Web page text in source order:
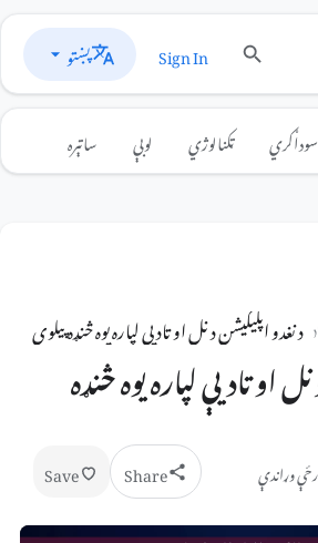
Sign In پښتو
سوداګري ټکنالوژي لوبې ساتېره
د نغدو اپلیکیشن د نل او تادیې لپاره یوه څنډه پیلوي
او تادیې لپاره یوه څنډه
Share
Save